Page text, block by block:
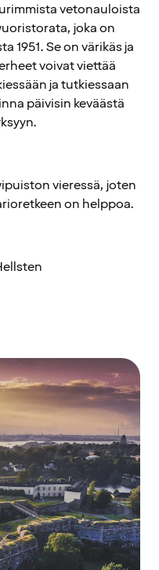
vetonauloista
joka on
1951. Se on värikäs ja
voivat viettää
ja tutkiessaan
päivisin keväästä
vieressä, joten
on helppoa.